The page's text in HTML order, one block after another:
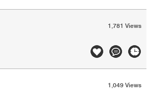
1,781 Views
1,049 Views